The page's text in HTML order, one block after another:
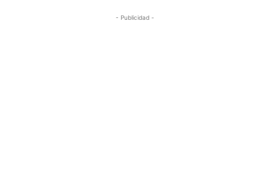
- Publicidad -